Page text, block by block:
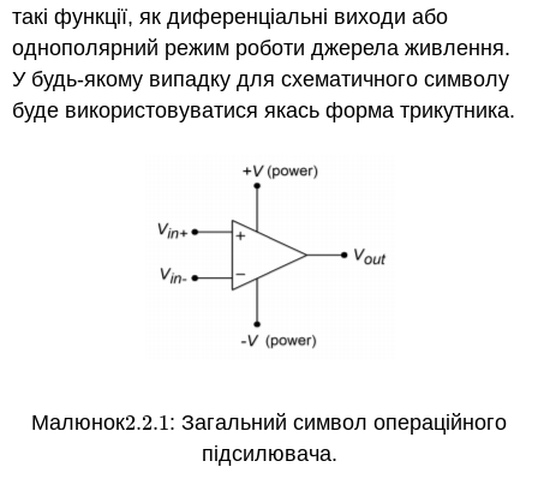
такі функції, як диференціальні виходи або
однополярний режим роботи джерела живлення.
У будь-якому випадку для схематичного символу
буде використовуватися якась форма трикутника.
Малюнок2.2.1
2.2.1: Загальний символ операційного
підсилювача.